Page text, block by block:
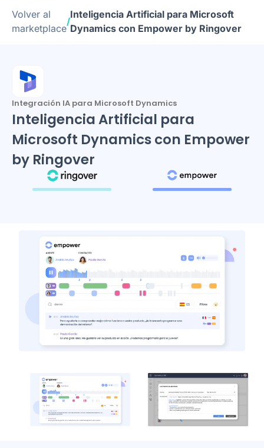
Volver al
marketplace
/
Inteligencia Artificial para Microsoft
Dynamics con Empower by Ringover
Integración IA para Microsoft Dynamics
Inteligencia Artificial para
Microsoft Dynamics con Empower
by Ringover